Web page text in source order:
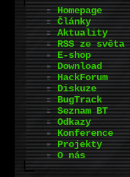
Homepage
Články
Aktuality
RSS ze světa
E-shop
Download
HackForum
Diskuze
BugTrack
Seznam BT
Odkazy
Konference
Projekty
O nás